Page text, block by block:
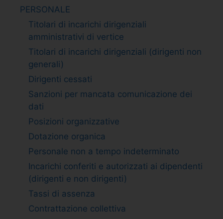
PERSONALE
Titolari di incarichi dirigenziali
amministrativi di vertice
Titolari di incarichi dirigenziali (dirigenti non
generali)
Dirigenti cessati
Sanzioni per mancata comunicazione dei
dati
Posizioni organizzative
Dotazione organica
Personale non a tempo indeterminato
Incarichi conferiti e autorizzati ai dipendenti
(dirigenti e non dirigenti)
Tassi di assenza
Contrattazione collettiva